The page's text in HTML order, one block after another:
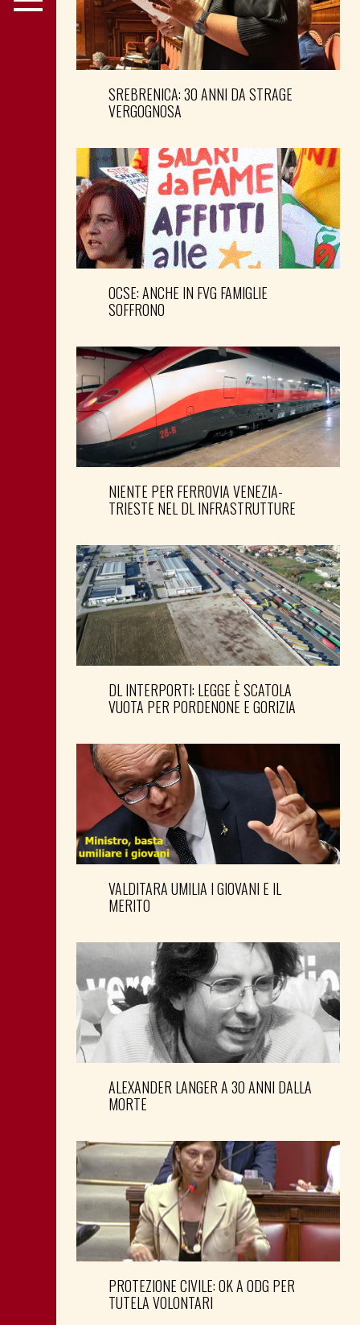
SREBRENICA: 30 ANNI DA STRAGE
VERGOGNOSA
OCSE: ANCHE IN FVG FAMIGLIE
SOFFRONO
NIENTE PER FERROVIA VENEZIA-
TRIESTE NEL DL INFRASTRUTTURE
DL INTERPORTI: LEGGE È SCATOLA
VUOTA PER PORDENONE E GORIZIA
VALDITARA UMILIA I GIOVANI E IL
MERITO
ALEXANDER LANGER A 30 ANNI DALLA
MORTE
PROTEZIONE CIVILE: OK A ODG PER
TUTELA VOLONTARI